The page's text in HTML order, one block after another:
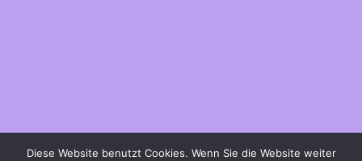
Diese Website benutzt Cookies. Wenn Sie die Website weiter